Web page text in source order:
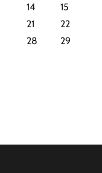
14
15
21
22
28
29